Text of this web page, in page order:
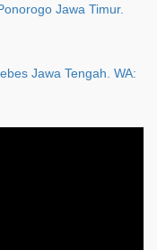
Jawa Timur.
Jawa Tengah. WA: